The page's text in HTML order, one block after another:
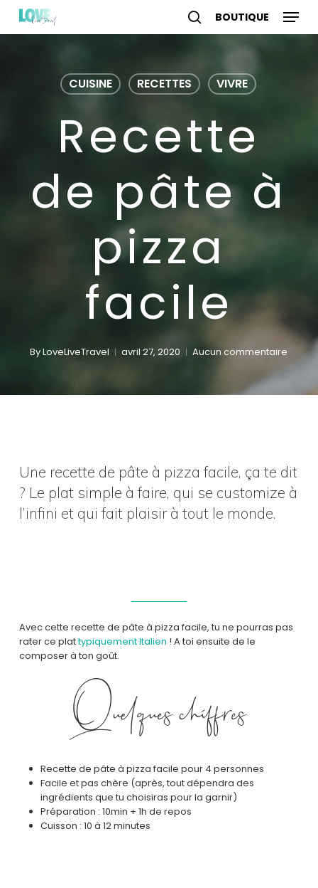
main
search account
Menu
CUISINE RECETTES VIVRE
Recette
de pâte à
pizza
facile
ByLoveLiveTravel avril 27, 2020 Aucun commentaire
Une recette de pâte à pizza facile, ça te dit
? Le plat simple à faire, qui se customize à
l’infini et qui fait plaisir à tout le monde.
Avec cette recette de pâte à pizza facile, tu ne pourras pas
rater ce plattypiquement Italien ! A toi ensuite de le
composer à ton goût.
Quelques chiffres
Recette de pâte à pizza facile pour 4 personnes
Facile et pas chère (après, tout dépendra des
ingrédients que tu choisiras pour la garnir)
Préparation : 10min + 1h de repos
Cuisson : 10 à 12 minutes